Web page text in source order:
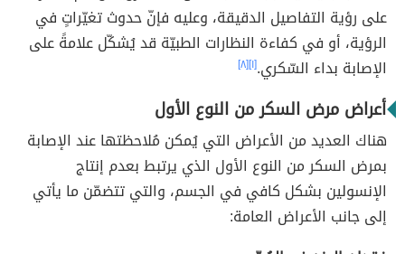
على رؤية التفاصيل الدقيقة، وعليه فإنّ حدوث تغيّراتٍ في
الرؤية، أو في كفاءة النظارات الطبيّة قد يُشكّل علامةً على
الإصابة بداء السّكري.[١] [٨]
أعراض مرض السكر من النوع الأول
هناك العديد من الأعراض التي يُمكن مُلاحظتها عند الإصابة
بمرض السكر من النوع الأول الذي يرتبط بعدم إنتاج
الإنسولين بشكل كافي في الجسم، والتي تتضمّن ما يأتي
إلى جانب الأعراض العامة: